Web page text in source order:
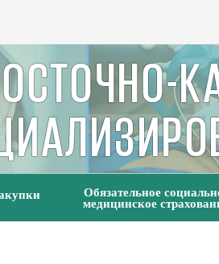
Обязательное
медицинское